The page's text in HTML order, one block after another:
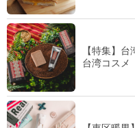
【特集】
台湾コスメ